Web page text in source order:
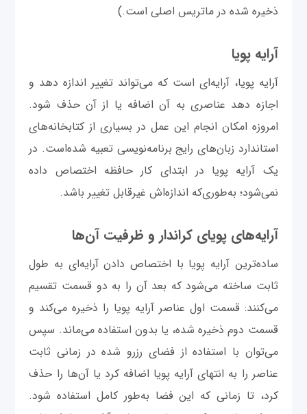
ذخیره شده در ماتریس اصلی است.)
آرایه پویا
آرایه پویا، آرایه‌ای است که می‌تواند تغییر اندازه دهد و
اجازه دهد عناصری به آن اضافه یا از آن حذف شود.
امروزه امکان انجام این عمل در بسیاری از کتابخانه‌های
استاندارد زبان‌های رایج برنامه‌نویسی تعبیه شده‌است. در
یک آرایه پویا در ابتدای کار حافظه اختصاص داده
نمی‌شود؛ به‌طوری‌که اندازه‌اش غیرقابل تغییر باشد.
آرایه‌های پویای کراندار و ظرفیت آن‌ها
ساده‌ترین آرایه پویا با اختصاص دادن آرایه‌ای به طول
ثابت ساخته می‌شود که بعد آن را به دو قسمت تقسیم
می‌کنند: قسمت اول عناصر آرایه پویا را ذخیره می‌کند و
قسمت دوم ذخیره شده، یا بدون استفاده می‌ماند. سپس
می‌توان با استفاده از فضای رزرو شده در زمانی ثابت
عناصر را به انتهای آرایه پویا اضافه کرد یا آن‌ها را حذف
کرد، تا زمانی که این فضا به‌طور کامل استفاده شود.